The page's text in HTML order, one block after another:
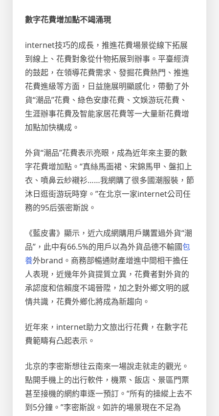
數字花費增加點不竭涌現
internet技巧的成長，推進花費場景從線下拓展
到線上、花費對象從什物拓展到辦事。平臺經濟
的鼓起，在領導花費需求、發掘花費熱門、推進
花費進級等方面，日益施展明顯感化，帶動了外
貨“潮品”花費、綠色安康花費、文娛游玩花費、
生涯辦事花費及智能家居花費等一大量新花費增
加點加快構成。
外貨“潮品”花費表示亮眼，成為近年來主要的數
字花費增加點。“真絲馬面裙、宋錦馬甲、盤扣上
衣、噴鼻云紗襯衫……我網購了很多國潮服裝，節
沐日逛街游玩時穿。”在北京一家internet公司任
務的95后張密斯說。
《藍皮書》顯示，近六成網購用戶購置過外貨“潮
品”，此中有66.5%的用戶以為外貨品德不輸國包
養外brand。商務部暢通財產增進中間相干擔任
人表現，近幾年外貨提質立異，花費者對外貨的
承認度和信賴度不竭晉陞，加之對外鄉文明的感
情共識，花費外鄉化將成為新趨向。
近年來，internet助力文旅出行花費，在數字花
費範疇有凸起表示。
北京的李密斯想往云南來一場說走就走的觀光。
點開手機上的出行軟件，機票、飯店、景區門票
甚至接機的網約車逐一預訂。“所有的操縱上去不
到5分鐘。”李密斯說。如許的場景現在不足為